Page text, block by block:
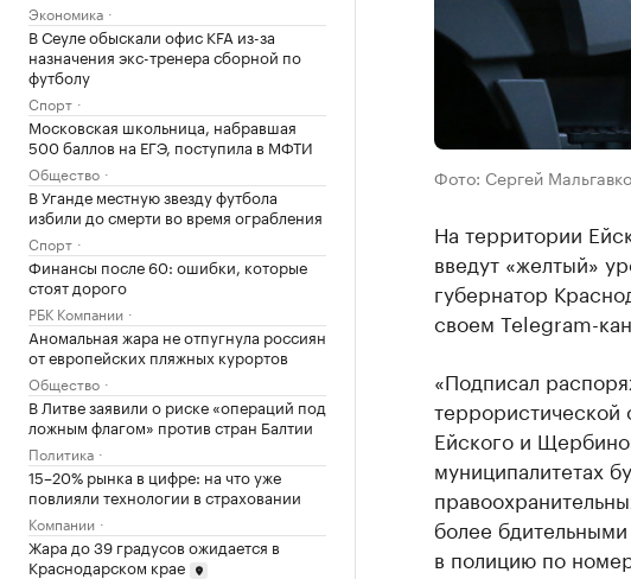
Экономика
В Сеуле обыскали офис KFA из-за
назначения экс-тренера сборной по
футболу
Спорт
Московская школьница, набравшая
500 баллов на ЕГЭ, поступила в МФТИ
Общество
В Уганде местную звезду футбола
избили до смерти во время ограбления
Спорт
Финансы после 60: ошибки, которые
стоят дорого
РБК Компании
Аномальная жара не отпугнула россиян
от европейских пляжных курортов
Общество
В Литве заявили о риске «операций под
ложным флагом» против стран Балтии
Политика
15–20% рынка в цифре: на что уже
повлияли технологии в страховании
Компании
Жара до 39 градусов ожидается в
Краснодарском крае
Фото: Сергей
На территории
введут «желтый»
губернатор
своем Telegram-
«Подписал
террористической
Ейского и
муниципалитетах
более
в полицию по